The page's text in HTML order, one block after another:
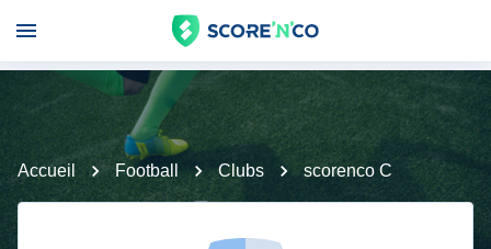
Accueil Football Clubs scorenco C